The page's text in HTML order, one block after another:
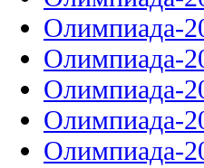
Олимпиада-
Олимпиада-
Олимпиада-
Олимпиада-
Олимпиада-